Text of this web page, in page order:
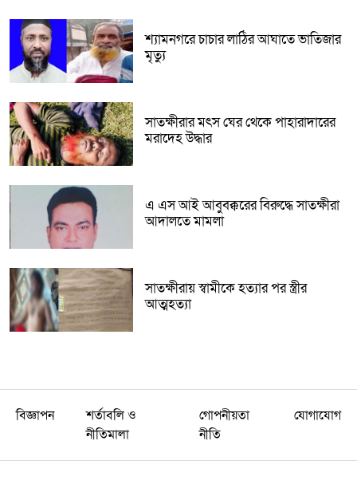
শ্যামনগরে চাচার লাঠির আঘাতে ভাতিজার
মৃত্যু
সাতক্ষীরার মৎস ঘের থেকে পাহারাদারের
মরাদেহ উদ্ধার
এ এস আই আবুবক্করের বিরুদ্ধে সাতক্ষীরা
আদালতে মামলা
সাতক্ষীরায় স্বামীকে হত্যার পর স্ত্রীর
আত্মহত্যা
বিজ্ঞাপন
শর্তাবলি ও
নীতিমালা
গোপনীয়তা
নীতি
যোগাযোগ